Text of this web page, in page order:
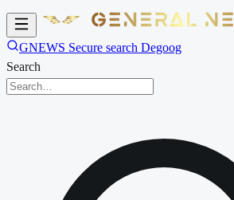
GNEWS Secure search Degoog
Search